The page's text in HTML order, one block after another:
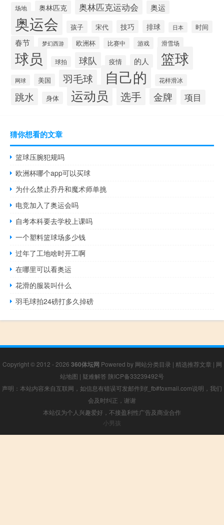
场地 奥林匹克 奥林匹克运动会 奥运
奥运会 孩子 宋代 技巧 排球 日本 时间
春节 梦幻西游 欧洲杯 比赛中 游戏 滑雪场
球员 球拍 球队 疫情 的人 篮球
网球 美国 羽毛球 自己的 花样滑冰
跳水 身体 运动员 选手 金牌 项目
猜你想看的文章
篮球压腕犯规吗
欧洲杯哪个app可以买球
为什么禁止乔丹和魔术师单挑
电竞加入了奥运会吗
自考本科要去学校上课吗
一个塑料篮球场多少钱
过年了工地啥时开工啊
在哪里可以看奥运
花滑的服装叫什么
羽毛球拍24磅打多久掉磅
Copyright © 2012 - 2026 360体坛网 Powered by 网站分类目录 | 精选推荐文章 | 网
站地图 | 疑难解答 陕ICP备33239492号
声明：本站内容来自互联网，如信息有错误可发邮件到f_fb#foxmail.com说明，我们
会及时纠正，谢谢
本站仅为个人兴趣爱好，不接盈利性广告及商业合作
小男孩